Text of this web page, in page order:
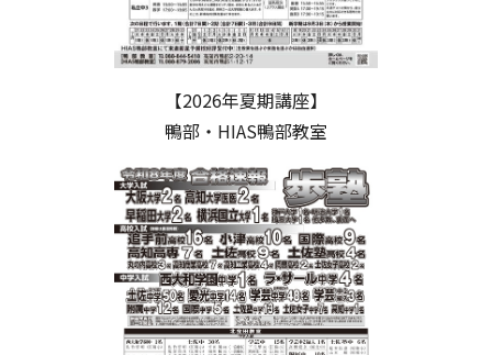
【2026年夏期講座】
鴨部・HIAS鴨部教室